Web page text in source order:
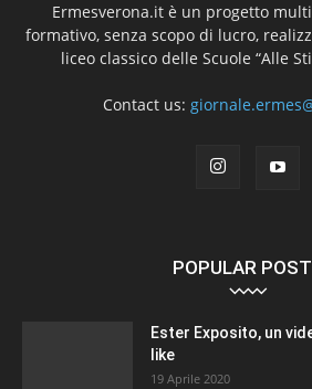
Ermesverona.it è un progetto
formativo, senza scopo di lucro,
liceo classico delle Scuole “Alle
Contact us:
POPULAR
Ester Exposito, un
like
19 Aprile 2020